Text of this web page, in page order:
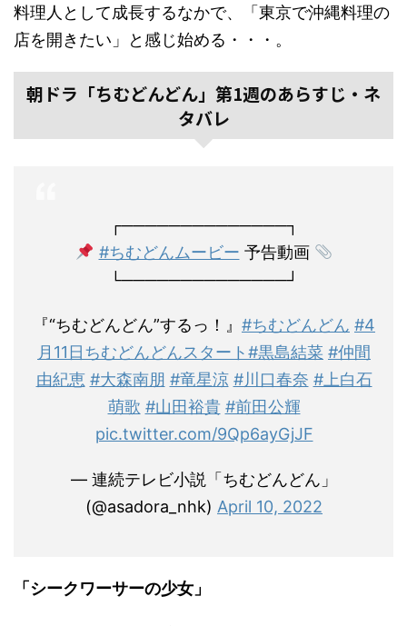
料理人として成長するなかで、「東京で沖縄料理の
店を開きたい」と感じ始める・・・。
朝ドラ「ちむどんどん」第1週のあらすじ・ネ
タバレ
┌──────────────┐
#ちむどんムービー 予告動画
└──────────────┘
『“ちむどんどん”するっ！』 #ちむどんどん #4
月11日ちむどんどんスタート#黒島結菜 #仲間
由紀恵 #大森南朋 #竜星涼 #川口春奈 #上白石
萌歌 #山田裕貴 #前田公輝
pic.twitter.com/9Qp6ayGjJF
— 連続テレビ小説「ちむどんどん」
(@asadora_nhk) April 10, 2022
「シークワーサーの少女」